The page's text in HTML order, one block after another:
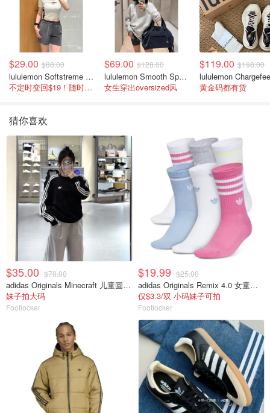
$29.00 $88.00
lululemon Softstreme 女士高腰短裤 10cm
不定时变回$19！随时点进来看
$69.00 $128.00
lululemon Smooth Spacer 经典卫衣
女生穿出oversized风
$119.00 $198.00
黄金码都有货
猜你喜欢
$35.00 $70.00
adidas Originals Minecraft 儿童圆领卫衣
妹子拍大码
Footlocker
$19.99 $25.00
adidas Originals Remix 4.0 女童中筒袜 6双装
仅$3.3/双 小码妹子可拍
Footlocker